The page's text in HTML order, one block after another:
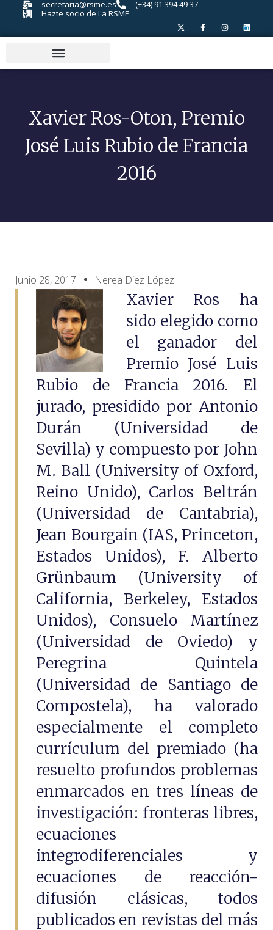
secretaria@rsme.es
(+34) 91 394 49 37
Hazte socio de La RSME
Xavier Ros-Oton, Premio
José Luis Rubio de Francia
2016
Junio 28, 2017 Nerea Diez López
Xavier Ros ha
sido elegido como
el ganador del
Premio José Luis
Rubio de Francia 2016. El
jurado, presidido por Antonio
Durán (Universidad de
Sevilla) y compuesto por John
M. Ball (University of Oxford,
Reino Unido), Carlos Beltrán
(Universidad de Cantabria),
Jean Bourgain (IAS, Princeton,
Estados Unidos), F. Alberto
Grünbaum (University of
California, Berkeley, Estados
Unidos), Consuelo Martínez
(Universidad de Oviedo) y
Peregrina Quintela
(Universidad de Santiago de
Compostela), ha valorado
especialmente el completo
currículum del premiado (ha
resuelto profundos problemas
enmarcados en tres líneas de
investigación: fronteras libres,
ecuaciones
integrodiferenciales y
ecuaciones de reacción-
difusión clásicas, todos
publicados en revistas del más